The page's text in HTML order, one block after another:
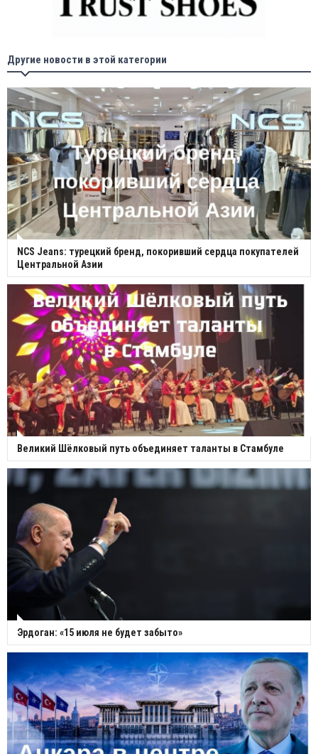
Другие новости в этой категории
NCS Jeans: турецкий бренд, покоривший сердца покупателей
Центральной Азии
Великий Шёлковый путь объединяет таланты в Стамбуле
Эрдоган: «15 июля не будет забыто»